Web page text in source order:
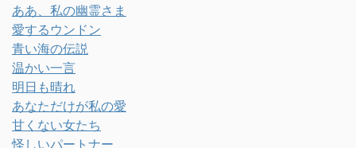
ああ、私の幽霊さま
愛するウンドン
青い海の伝説
温かい一言
明日も晴れ
あなただけが私の愛
甘くない女たち
怪しいパートナー